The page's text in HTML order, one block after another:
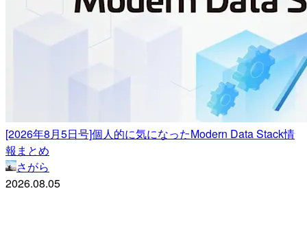
[2026年8月5日号]個人的に気になったModern Data Stack情
報まとめ
さがら
2026.08.05